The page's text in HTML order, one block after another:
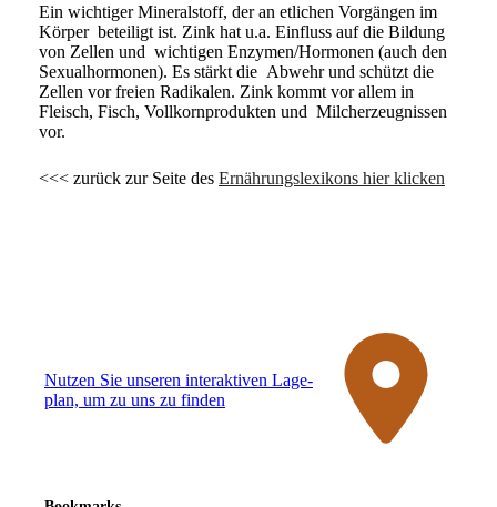
Ein wichtiger Mineralstoff, der an etlichen Vorgängen im
Körper beteiligt ist. Zink hat u.a. Einfluss auf die Bildung
von Zellen und wichtigen Enzymen/Hormonen (auch den
Sexualhormonen). Es stärkt die Abwehr und schützt die
Zellen vor freien Radikalen. Zink kommt vor allem in
Fleisch, Fisch, Vollkornprodukten und Milcherzeugnissen
vor.
<<< zurück zur Seite des Ernährungslexikons hier klicken
Nutzen Sie unseren interaktiven La­ge­
plan, um zu uns zu finden